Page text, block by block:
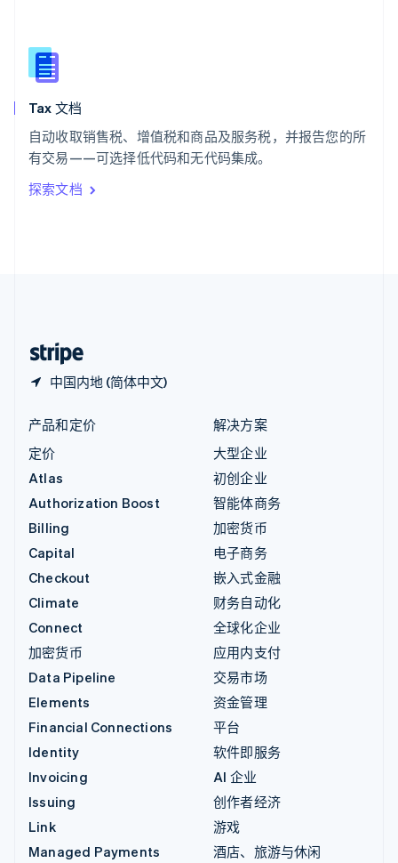
Tax 文档
自动收取销售税、增值税和商品及服务税，并报告您的所
有交易——可选择低代码和无代码集成。
探索文档
中国内地 (简体中文)
English
新西兰
匈牙利
意大利
ItalianoEnglish
印度
English
产品和定价
定价
Atlas
Authorization Boost
Billing
Capital
Checkout
Climate
Connect
加密货币
Data Pipeline
Elements
Financial Connections
Identity
Invoicing
Issuing
Link
Managed Payments
解决方案
大型企业
初创企业
智能体商务
加密货币
电子商务
嵌入式金融
财务自动化
全球化企业
应用内支付
交易市场
资金管理
平台
软件即服务
AI 企业
创作者经济
游戏
酒店、旅游与休闲